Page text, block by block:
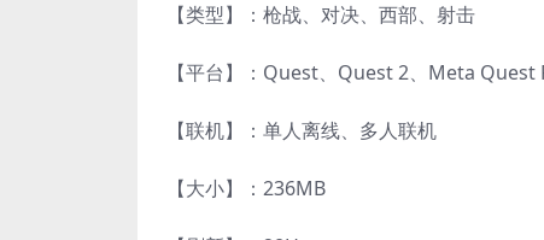
【类型】：枪战、对决、西部、射击
【平台】：Quest、Quest 2、Meta Quest
【联机】：单人离线、多人联机
【大小】：236MB